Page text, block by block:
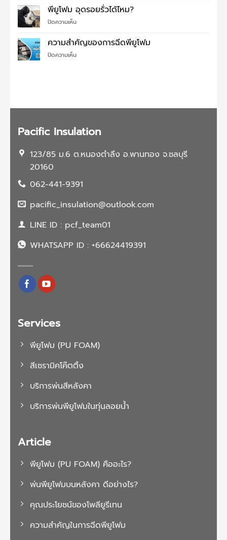
ปัญหา
โฟม
ต้อง
ฉีด
สี
โค้ด
บน
พียูโฟม อุดรอยรั่วได้ไหม?
ปิดความเห็นบน
ยู
โฟม
อุด
ความสำคัญของการฉีดพียูโฟม
ปิดความเห็นบน
พี
Pacific Insulation
123/85 ม.6 ต.หนองตำลึง อ.พานทอง จ.ชลบุรี
20160
062-441-9391
pacific_insulation@outlook.com
LINE ID : pcf_team01
WHATSAPP ID : +66624419391
Services
พียูโฟม (PU FOAM)
สีเซรามิคโค๊ตติ้ง
บริการพ่นสีหลังคา
บริการพ่นพียูโฟมในทุ่นลอยน้ำ
Article
พียูโฟม (PU FOAM) คืออะไร?
พ่นพียูโฟมบนหลังคา ดีอย่างไร?
คุณประโยชน์ของโพลียูรีเทน
ความสำคัญในการฉีดพียูโฟม